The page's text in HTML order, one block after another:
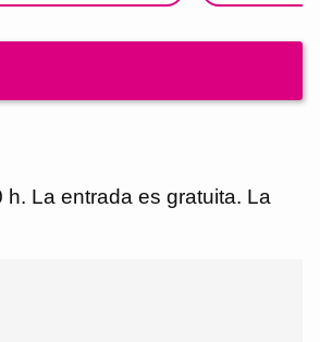
La entrada es gratuita. La